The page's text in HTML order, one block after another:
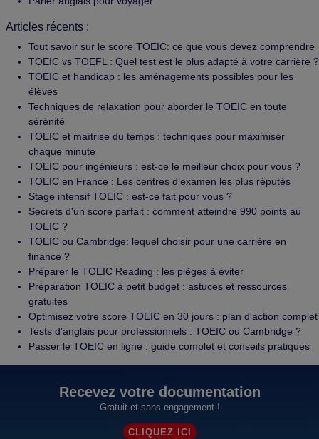
Articles récents :
Tout savoir sur le score TOEIC: ce que vous devez comprendre
TOEIC vs TOEFL : Quel test est le plus adapté à votre carrière ?
TOEIC et handicap : les aménagements possibles pour les
élèves
Techniques de relaxation pour aborder le TOEIC en toute
sérénité
TOEIC et maîtrise du temps : techniques pour maximiser
chaque minute
TOEIC pour ingénieurs : est-ce le meilleur choix pour vous ?
TOEIC en France : Les centres d'examen les plus réputés
Stage intensif TOEIC : est-ce fait pour vous ?
Secrets d'un score parfait : comment atteindre 990 points au
TOEIC ?
TOEIC ou Cambridge: lequel choisir pour une carrière en
finance ?
Préparer le TOEIC Reading : les pièges à éviter
Préparation TOEIC à petit budget : astuces et ressources
gratuites
Optimisez votre score TOEIC en 30 jours : plan d'action complet
Tests d'anglais pour professionnels : TOEIC ou Cambridge ?
Passer le TOEIC en ligne : guide complet et conseils pratiques
Recevez votre documentation
Gratuit et sans engagement !
CLIQUEZ ICI